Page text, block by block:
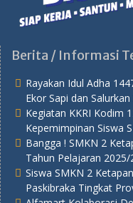
Berita / Informasi
Rayakan Idul Adha
Ekor Sapi dan
Kegiatan KKRI Kodim
Kepemimpinan Siswa
Bangga ! SMKN 2
Tahun Pelajaran 2025/
Siswa SMKN 2
Paskibraka Tingkat